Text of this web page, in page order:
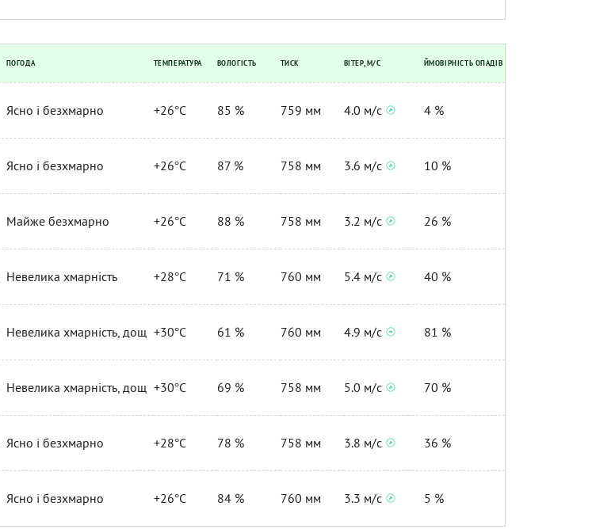
ПОГОДА ТЕМПЕРАТУРА ВОЛОГІСТЬ ТИСК ВІТЕР, М/С ЙМОВІРНІСТЬ ОПАДІВ
Ясно і безхмарно +26°C 85 % 759 мм 4.0 м/с 4 %
Ясно і безхмарно +26°C 87 % 758 мм 3.6 м/с 10 %
Майже безхмарно +26°C 88 % 758 мм 3.2 м/с 26 %
Невелика хмарність +28°C 71 % 760 мм 5.4 м/с 40 %
Невелика хмарність, дощ +30°C 61 % 760 мм 4.9 м/с 81 %
Невелика хмарність, дощ +30°C 69 % 758 мм 5.0 м/с 70 %
Ясно і безхмарно +28°C 78 % 758 мм 3.8 м/с 36 %
Ясно і безхмарно +26°C 84 % 760 мм 3.3 м/с 5 %